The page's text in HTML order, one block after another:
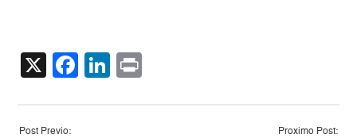
X Facebook
LinkedIn
Post Previo: Proximo Post: